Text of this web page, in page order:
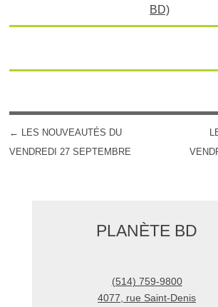
BD)
POST NAVIGATION
← LES NOUVEAUTÉS DU
VENDREDI 27 SEPTEMBRE
PLANÈTE BD
(514) 759-9800
4077, rue Saint-Denis